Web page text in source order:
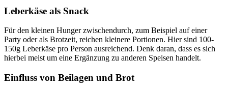
Leberkäse als Snack
Für den kleinen Hunger zwischendurch, zum Beispiel auf einer
Party oder als Brotzeit, reichen kleinere Portionen. Hier sind 100-
150g Leberkäse pro Person ausreichend. Denk daran, dass es sich
hierbei meist um eine Ergänzung zu anderen Speisen handelt.
Einfluss von Beilagen und Brot